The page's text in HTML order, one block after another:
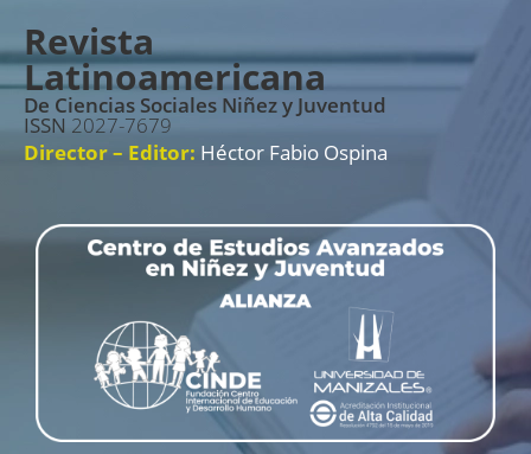
Revista
Latinoamericana
De Ciencias Sociales Niñez y Juventud
ISSN 2027-7679
Director – Editor: Héctor Fabio Ospina